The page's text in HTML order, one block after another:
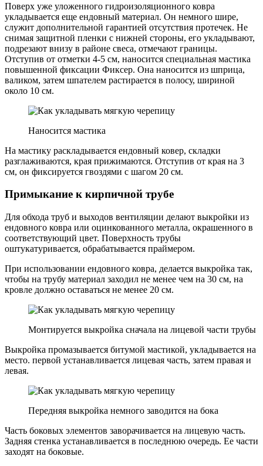
Поверх уже уложенного гидроизоляционного ковра
укладывается еще ендовный материал. Он немного шире,
служит дополнительной гарантией отсутствия протечек. Не
снимая защитной пленки с нижней стороны, его укладывают,
подрезают внизу в районе свеса, отмечают границы.
Отступив от отметки 4-5 см, наносится специальная мастика
повышенной фиксации Фиксер. Она наносится из шприца,
валиком, затем шпателем растирается в полосу, шириной
около 10 см.
Наносится мастика
На мастику раскладывается ендовный ковер, складки
разглаживаются, края прижимаются. Отступив от края на 3
см, он фиксируется гвоздями с шагом 20 см.
Примыкание к кирпичной трубе
Для обхода труб и выходов вентиляции делают выкройки из
ендовного ковра или оцинкованного металла, окрашенного в
соответствующий цвет. Поверхность трубы
оштукатуривается, обрабатывается праймером.
При использовании ендовного ковра, делается выкройка так,
чтобы на трубу материал заходил не менее чем на 30 см, на
кровле должно оставаться не менее 20 см.
Монтируется выкройка сначала на лицевой части трубы
Выкройка промазывается битумой мастикой, укладывается на
место. первой устанавливается лицевая часть, затем правая и
левая.
Передняя выкройка немного заводится на бока
Часть боковых элементов заворачивается на лицевую часть.
Задняя стенка устанавливается в последнюю очередь. Ее части
заходят на боковые.